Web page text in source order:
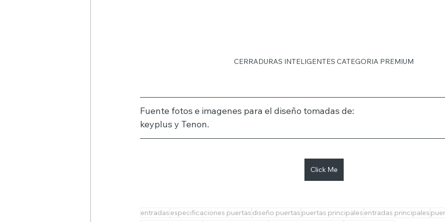
CERRADURAS INTELIGENTES CATEGORIA PREMIUM
Fuente fotos e imagenes para el diseño tomadas de:
keyplus y Tenon.
Click Me
entradas especificaciones puertas diseño puertas puertas principales entradas principales